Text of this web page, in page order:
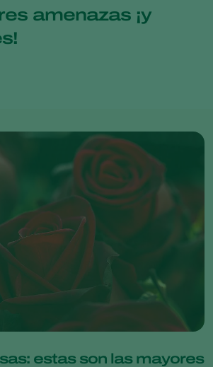
amenazas ¡y
estas son las mayores